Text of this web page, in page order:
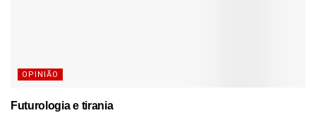
OPINIÃO
Futurologia e tirania